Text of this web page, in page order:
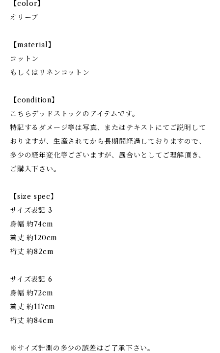
【color】
オリーブ
【material】
コットン
もしくはリネンコットン
【condition】
こちらデッドストックのアイテムです。
特記するダメージ等は写真、またはテキストにてご説明して
おりますが、生産されてから長期間経過しておりますので、
多少の経年変化等ございますが、風合いとしてご理解頂き、
ご購入下さい。
【size spec】
サイズ表記 3
身幅 約74cm
着丈 約120cm
裄丈 約82cm
サイズ表記 6
身幅 約72cm
着丈 約117cm
裄丈 約84cm
※サイズ計測の多少の誤差はご了承下さい。